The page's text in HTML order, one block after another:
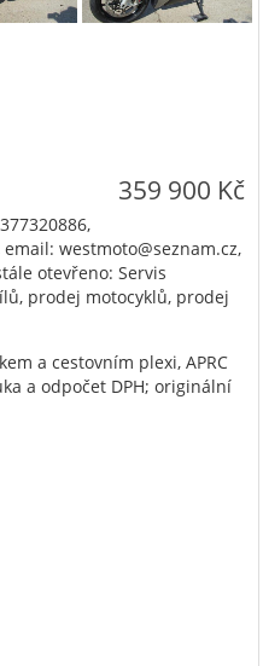
359 900 Kč
westmoto@seznam.cz,
otevřeno: Servis
prodej motocyklů, prodej
a cestovním plexi, APRC
a odpočet DPH; originální